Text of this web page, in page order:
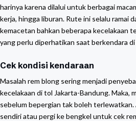
harinya karena dilalui untuk berbagai
kerja, hingga liburan. Rute ini selalu ramai
kemacetan bahkan beberapa kecelakaan
yang perlu diperhatikan saat berkendara
Cek kondisi kendaraan
Masalah rem blong sering menjadi
kecelakaan di tol Jakarta-Bandung. Maka,
sebelum bepergian tak boleh terlewatkan.
sendiri atau pergi ke bengkel untuk cek